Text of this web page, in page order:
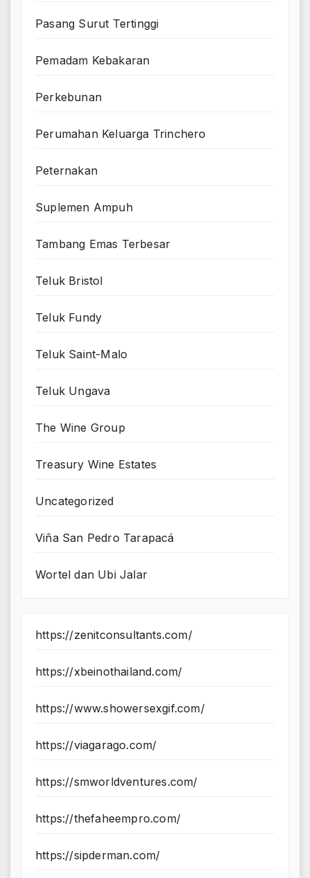
Pasang Surut Tertinggi
Pemadam Kebakaran
Perkebunan
Perumahan Keluarga Trinchero
Peternakan
Suplemen Ampuh
Tambang Emas Terbesar
Teluk Bristol
Teluk Fundy
Teluk Saint-Malo
Teluk Ungava
The Wine Group
Treasury Wine Estates
Uncategorized
Viña San Pedro Tarapacá
Wortel dan Ubi Jalar
https://zenitconsultants.com/
https://xbeinothailand.com/
https://www.showersexgif.com/
https://viagarago.com/
https://smworldventures.com/
https://thefaheempro.com/
https://sipderman.com/